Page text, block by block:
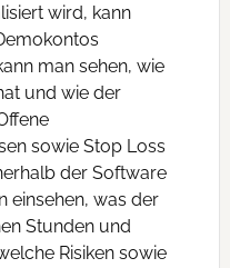
wird, kann
man sehen, wie
und wie der
sowie Stop Loss
der Software
einsehen, was der
Stunden und
Risiken sowie